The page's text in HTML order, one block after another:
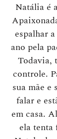
Natália é
espalhar
ano pela
Todavia,
controle.
sua mãe e
falar e
em casa.
ela tenta